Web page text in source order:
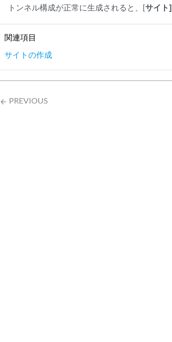
トンネル構成が正常に生成されると、[サイト]
関連項目
サイトの作成
arrow_backward PREVIOUS